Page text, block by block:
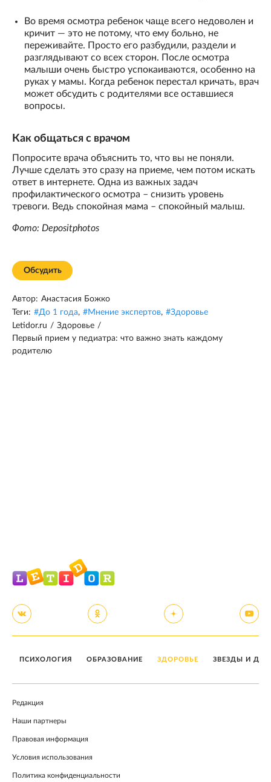
Во время осмотра ребенок чаще всего недоволен и
кричит — это не потому, что ему больно, не
переживайте. Просто его разбудили, раздели и
разглядывают со всех сторон. После осмотра
малыши очень быстро успокаиваются, особенно на
руках у мамы. Когда ребенок перестал кричать, врач
может обсудить с родителями все оставшиеся
вопросы.
Как общаться с врачом
Попросите врача объяснить то, что вы не поняли.
Лучше сделать это сразу на приеме, чем потом искать
ответ в интернете. Одна из важных задач
профилактического осмотра – снизить уровень
тревоги. Ведь спокойная мама – спокойный малыш.
Фото: Depositphotos
Обсудить
Автор: Анастасия Божко
Теги: #До 1 года, #Мнение экспертов, #Здоровье
Letidor.ru / Здоровье /
Первый прием у педиатра: что важно знать каждому
родителю
ПСИХОЛОГИЯ ОБРАЗОВАНИЕ ЗДОРОВЬЕ ЗВЕЗДЫ И
Редакция
Наши партнеры
Правовая информация
Условия использования
Политика конфиденциальности